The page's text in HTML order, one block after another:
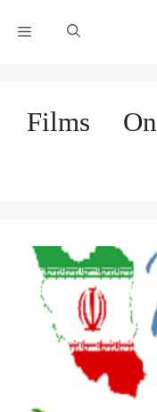
دسترسی رایگان Films On